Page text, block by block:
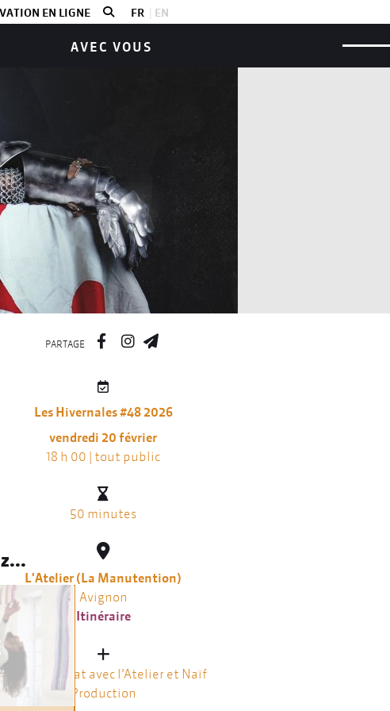
EN LIGNE FR EN
AVEC VOUS
PARTAGE
Les Hivernales #48 2026
vendredi 20 février
18 h 00 | tout public
50 minutes
L'Atelier (La Manutention)
Avignon
Itinéraire
En partenariat avec l’Atelier et Naïf
Production